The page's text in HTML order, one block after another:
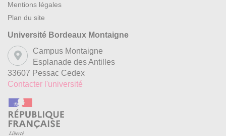
Mentions légales
Plan du site
Université Bordeaux Montaigne
Campus Montaigne
Esplanade des Antilles
33607 Pessac Cedex
Contacter l'université